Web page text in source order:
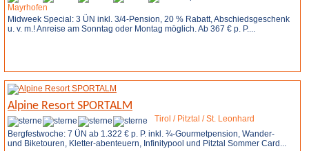
Mayrhofen
Midweek Special: 3 ÜN inkl. 3/4-Pension, 20 % Rabatt, Abschiedsgeschenk
u. v. m.! Anreise am Sonntag oder Montag möglich. Ab 367 € p. P....
Alpine Resort SPORTALM
Tirol / Pitztal / St. Leonhard
Bergfestwoche: 7 ÜN ab 1.322 € p. P. inkl. ¾-Gourmetpension, Wander-
und Biketouren, Kletter-abenteuern, Infinitypool und Pitztal Sommer Card...